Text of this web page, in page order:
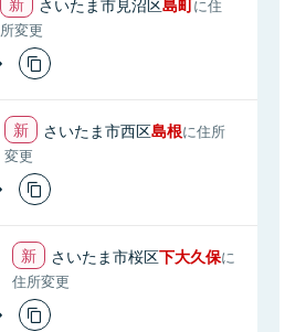
に住
所変更
さいたま市西区島根に住所
変更
さいたま市桜区下大久保に
住所変更